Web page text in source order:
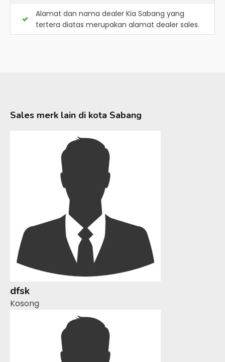
Alamat dan nama dealer Kia Sabang yang
tertera diatas merupakan alamat dealer sales.
Sales merk lain di kota Sabang
dfsk
Kosong